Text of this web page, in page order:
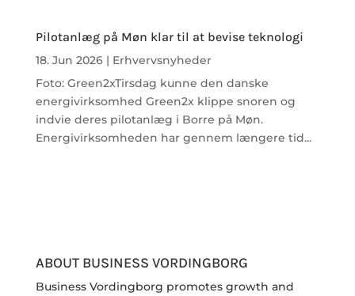
Pilotanlæg på Møn klar til at bevise teknologi
18. Jun 2026| Erhvervsnyheder
Foto: Green2xTirsdag kunne den danske
energivirksomhed Green2x klippe snoren og
indvie deres pilotanlæg i Borre på Møn.
Energivirksomheden har gennem længere tid...
ABOUT BUSINESS VORDINGBORG
Business Vordingborg promotes growth and